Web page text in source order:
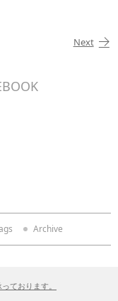
Next
Archive
ております。